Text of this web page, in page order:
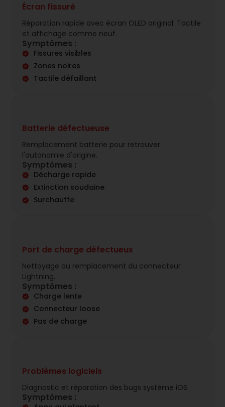
Écran fissuré
Réparation rapide avec écran OLED original. Tactile
et affichage comme neuf.
Symptômes :
Fissures visibles
Zones noires
Tactile défaillant
Batterie défectueuse
Remplacement batterie pour retrouver
l'autonomie d'origine.
Symptômes :
Décharge rapide
Extinction soudaine
Surchauffe
Port de charge défectueux
Nettoyage ou remplacement du connecteur
Lightning.
Symptômes :
Charge lente
Connecteur loose
Pas de charge
Problèmes logiciels
Diagnostic et réparation des bugs système iOS.
Symptômes :